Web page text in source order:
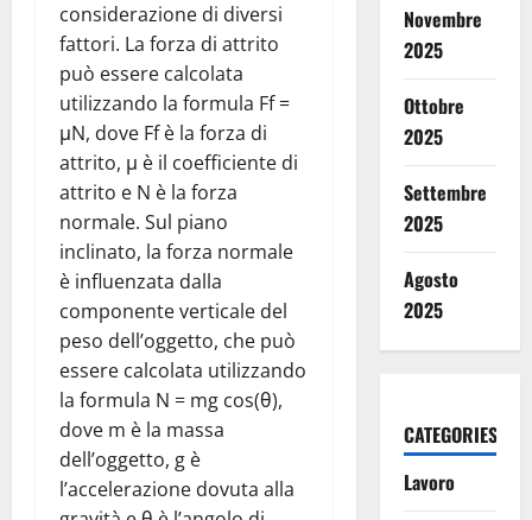
considerazione di diversi
fattori. La forza di attrito
può essere calcolata
utilizzando la formula Ff =
μN, dove Ff è la forza di
attrito, μ è il coefficiente di
attrito e N è la forza
normale. Sul piano
inclinato, la forza normale
è influenzata dalla
componente verticale del
peso dell’oggetto, che può
essere calcolata utilizzando
la formula N = mg cos(θ),
dove m è la massa
dell’oggetto, g è
l’accelerazione dovuta alla
Novembre
2025
Ottobre
2025
Settembre
2025
Agosto
2025
CATEGORIES
Lavoro